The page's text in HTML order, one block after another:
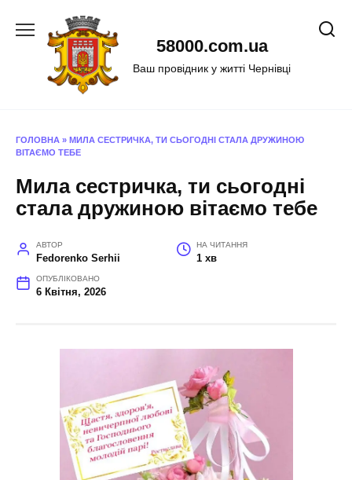
58000.com.ua
Ваш провідник у житті Чернівці
ГОЛОВНА » МИЛА СЕСТРИЧКА, ТИ СЬОГОДНІ СТАЛА ДРУЖИНОЮ
ВІТАЄМО ТЕБЕ
Мила сестричка, ти сьогодні
стала дружиною вітаємо тебе
АВТОР
Fedorenko Serhii
НА ЧИТАННЯ
1 хв
ОПУБЛІКОВАНО
6 Квітня, 2026